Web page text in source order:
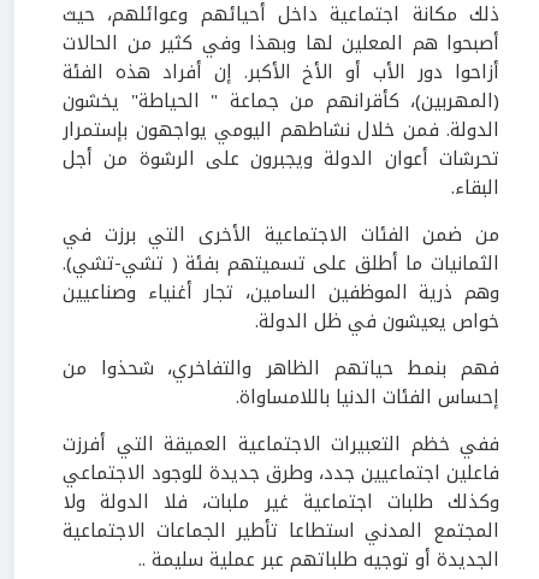
ذلك مكانة اجتماعية داخل أحيائهم وعوائلهم، حيث
أصبحوا هم المعلين لها وبهذا وفي كثير من الحالات
أزاحوا دور الأب أو الأخ الأكبر. إن أفراد هذه الفئة
(المهربين)، كأقرانهم من جماعة " الحياطة" يخشون
الدولة. فمن خلال نشاطهم اليومي يواجهون بإستمرار
تحرشات أعوان الدولة ويجبرون على الرشوة من أجل
البقاء.
من ضمن الفئات الاجتماعية الأخرى التي برزت في
الثمانيات ما أطلق على تسميتهم بفئة ( تشي-تشي).
وهم ذرية الموظفين السامين، تجار أغنياء وصناعيين
خواص يعيشون في ظل الدولة.
فهم بنمط حياتهم الظاهر والتفاخري، شحذوا من
إحساس الفئات الدنيا باللامساواة.
ففي خظم التعبيرات الاجتماعية العميقة التي أفرزت
فاعلين اجتماعيين جدد، وطرق جديدة للوجود الاجتماعي
وكذلك طلبات اجتماعية غير ملبات، فلا الدولة ولا
المجتمع المدني استطاعا تأطير الجماعات الاجتماعية
الجديدة أو توجيه طلباتهم عبر عملية سليمة ..